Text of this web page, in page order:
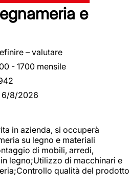
e
– valutare
- 1700 mensile
6/8/2026
in azienda, si occuperà
su legno e materiali
di mobili, arredi,
legno;Utilizzo di macchinari e
qualità del prodotto